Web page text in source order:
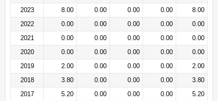
2023
8.00 0.00 0.00 0.00
8.00
2022
0.00 0.00 0.00 0.00
0.00
2021
0.00 0.00 0.00 0.00
0.00
2020
0.00 0.00 0.00 0.00
0.00
2019
2.00 0.00 0.00 0.00
2.00
2018
3.80 0.00 0.00 0.00
3.80
2017
5.20 0.00 0.00 0.00
5.20